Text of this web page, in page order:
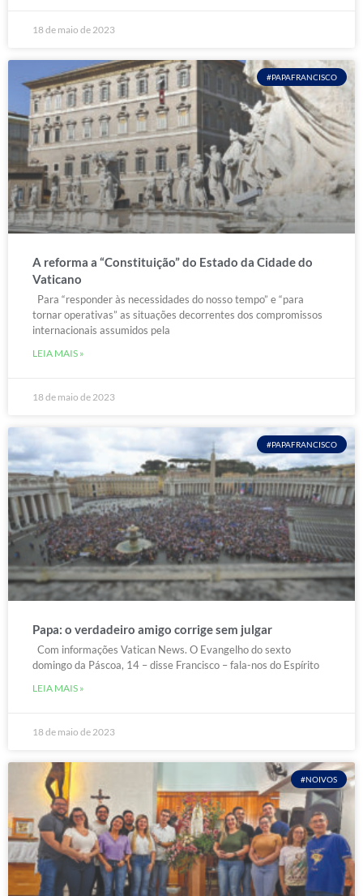
18 de maio de 2023
#PAPAFRANCISCO
A reforma a “Constituição” do Estado da Cidade do
Vaticano
Para “responder às necessidades do nosso tempo” e “para
tornar operativas” as situações decorrentes dos compromissos
internacionais assumidos pela
LEIA MAIS »
18 de maio de 2023
#PAPAFRANCISCO
Papa: o verdadeiro amigo corrige sem julgar
Com informações Vatican News. O Evangelho do sexto
domingo da Páscoa, 14 – disse Francisco – fala-nos do Espírito
LEIA MAIS »
18 de maio de 2023
#NOIVOS